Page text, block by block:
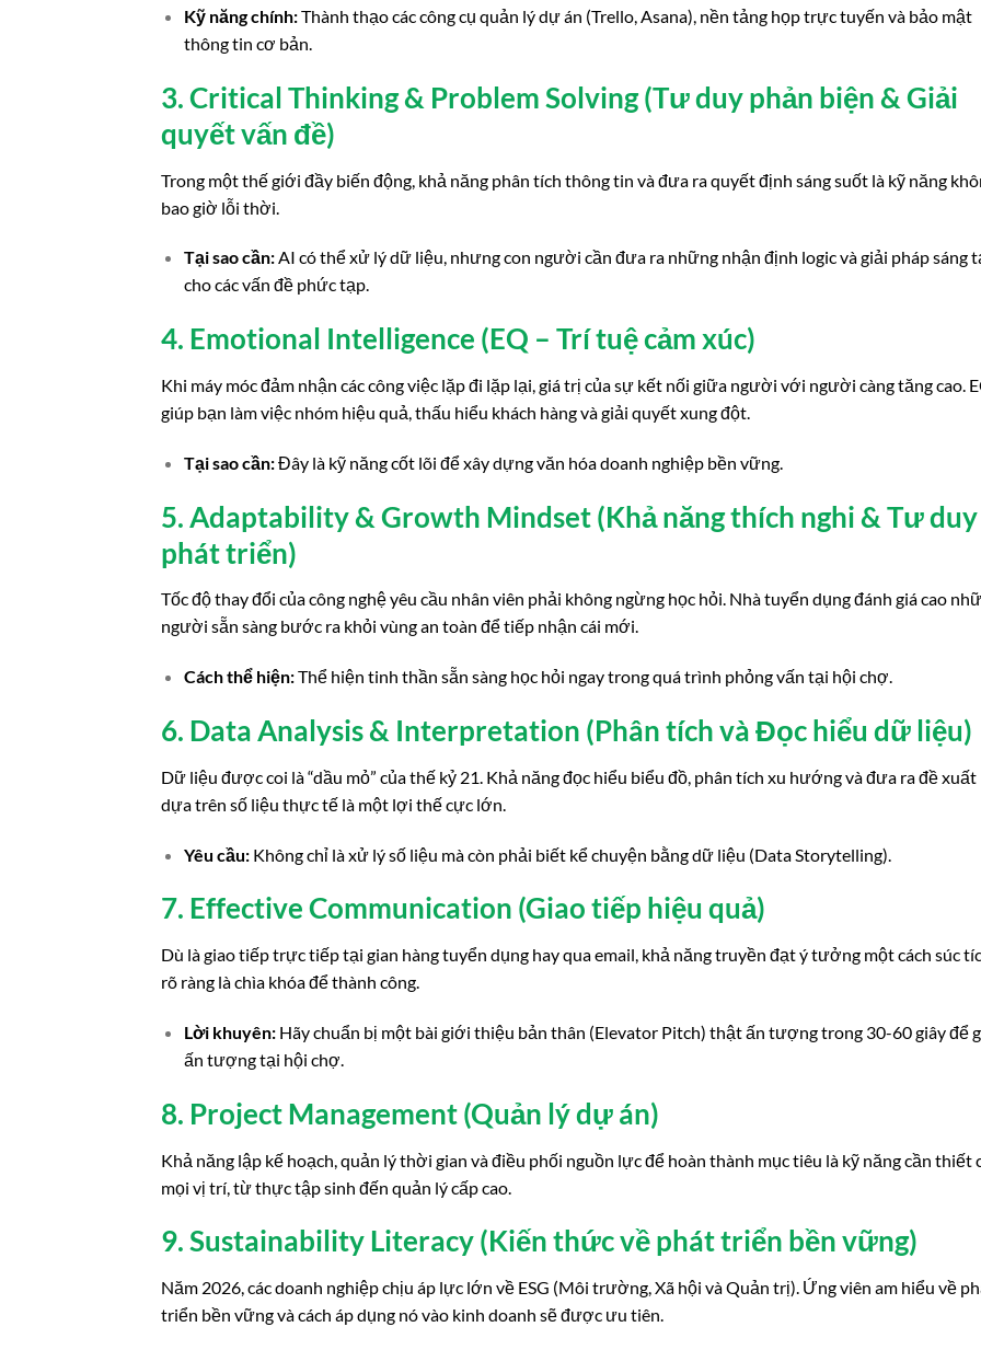
Kỹ năng chính:Thành thạo các công cụ quản lý dự án (Trello, Asana), nền tảng họp trực tuyến và bảo mật
thông tin cơ bản.
3. Critical Thinking & Problem Solving (Tư duy phản biện & Giải
quyết vấn đề)
Trong một thế giới đầy biến động, khả năng phân tích thông tin và đưa ra quyết định sáng suốt là kỹ năng
bao giờ lỗi thời.
Tại sao cần:AI có thể xử lý dữ liệu, nhưng con người cần đưa ra những nhận định logic và giải pháp sáng
cho các vấn đề phức tạp.
4. Emotional Intelligence (EQ – Trí tuệ cảm xúc)
Khi máy móc đảm nhận các công việc lặp đi lặp lại, giá trị của sự kết nối giữa người với người càng tăng cao.
giúp bạn làm việc nhóm hiệu quả, thấu hiểu khách hàng và giải quyết xung đột.
Tại sao cần:Đây là kỹ năng cốt lõi để xây dựng văn hóa doanh nghiệp bền vững.
5. Adaptability & Growth Mindset (Khả năng thích nghi & Tư duy
phát triển)
Tốc độ thay đổi của công nghệ yêu cầu nhân viên phải không ngừng học hỏi. Nhà tuyển dụng đánh giá cao
người sẵn sàng bước ra khỏi vùng an toàn để tiếp nhận cái mới.
Cách thể hiện:Thể hiện tinh thần sẵn sàng học hỏi ngay trong quá trình phỏng vấn tại hội chợ.
6. Data Analysis & Interpretation (Phân tích và Đọc hiểu dữ liệu)
Dữ liệu được coi là “dầu mỏ” của thế kỷ 21. Khả năng đọc hiểu biểu đồ, phân tích xu hướng và đưa ra đề xuất
dựa trên số liệu thực tế là một lợi thế cực lớn.
Yêu cầu:Không chỉ là xử lý số liệu mà còn phải biết kể chuyện bằng dữ liệu (Data Storytelling).
7. Effective Communication (Giao tiếp hiệu quả)
Dù là giao tiếp trực tiếp tại gian hàng tuyển dụng hay qua email, khả năng truyền đạt ý tưởng một cách súc
rõ ràng là chìa khóa để thành công.
Lời khuyên:Hãy chuẩn bị một bài giới thiệu bản thân (Elevator Pitch) thật ấn tượng trong 30-60 giây để
ấn tượng tại hội chợ.
8. Project Management (Quản lý dự án)
Khả năng lập kế hoạch, quản lý thời gian và điều phối nguồn lực để hoàn thành mục tiêu là kỹ năng cần thiết
mọi vị trí, từ thực tập sinh đến quản lý cấp cao.
9. Sustainability Literacy (Kiến thức về phát triển bền vững)
Năm 2026, các doanh nghiệp chịu áp lực lớn về ESG (Môi trường, Xã hội và Quản trị). Ứng viên am hiểu về
triển bền vững và cách áp dụng nó vào kinh doanh sẽ được ưu tiên.